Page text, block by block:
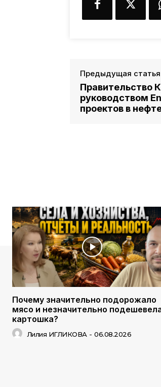
Предыдущая статья
Правительство
руководством
проектов в
Почему значительно подорожало
мясо и незначительно
картошка?
Лилия ИГЛИКОВА - 06.08.2026